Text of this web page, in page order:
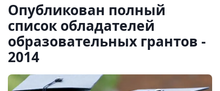
Опубликован полный
список обладателей
образовательных грантов -
2014